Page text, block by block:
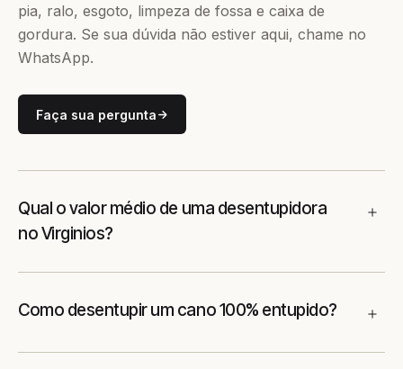
pia, ralo, esgoto, limpeza de fossa e caixa de
gordura. Se sua dúvida não estiver aqui, chame no
WhatsApp.
Faça sua pergunta
Qual o valor médio de uma desentupidora
no Virginios?
Como desentupir um cano 100% entupido?